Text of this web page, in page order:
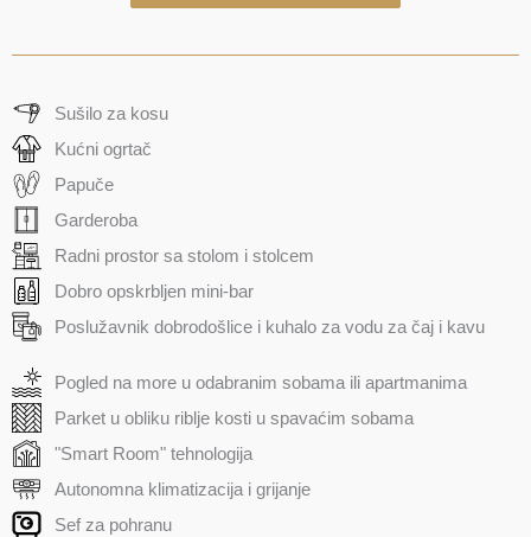
Sušilo za kosu
Kućni ogrtač
Papuče
Garderoba
Radni prostor sa stolom i stolcem
Dobro opskrbljen mini-bar
Poslužavnik dobrodošlice i kuhalo za vodu za čaj i kavu
Pogled na more u odabranim sobama ili apartmanima
Parket u obliku riblje kosti u spavaćim sobama
"Smart Room" tehnologija
Autonomna klimatizacija i grijanje
Sef za pohranu